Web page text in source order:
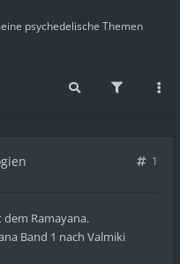
psychedelische Themen
1
Ramayana.
Band 1 nach Valmiki